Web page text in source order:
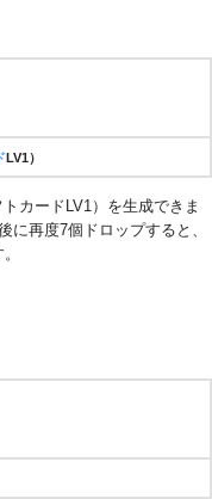
LV1）
カードLV1）を生成できま
に再度7個ドロップすると、